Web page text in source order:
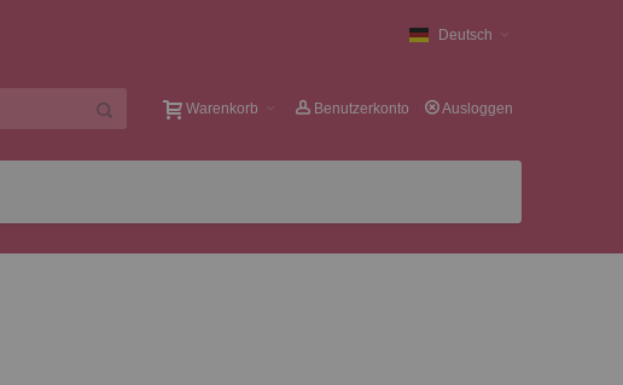
Deutsch
Benutzerkonto Ausloggen
Warenkorb